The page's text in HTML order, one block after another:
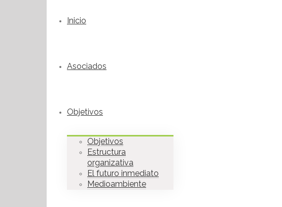
Inicio
Asociados
Objetivos
Objetivos
Estructura
organizativa
El futuro inmediato
Medioambiente